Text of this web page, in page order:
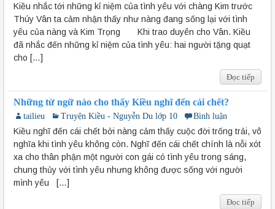
Kiều nhắc tới những kỉ niệm của tình yêu với chàng Kim trước
Thúy Vân ta cảm nhận thấy như nàng đang sống lại với tình
yêu của nàng và Kim Trọng Khi trao duyên cho Vân. Kiều
đã nhắc đến những kỉ niệm của tình yêu: hai người tặng quạt
cho […]
Đọc tiếp
Những từ ngữ nào cho thấy Kiều nghĩ đến cái chết?
tailieu Truyện Kiều - Nguyễn Du lớp 10 Bình luận
Kiều nghĩ đến cái chết bởi nàng cảm thấy cuộc đời trống trải, vô
nghĩa khi tình yêu không còn. Nghĩ đến cái chết chính là nỗi xót
xa cho thân phận một người con gái có tình yêu trong sáng,
chung thủy với tình yêu nhưng không được sống với người
mình yêu […]
Đọc tiếp